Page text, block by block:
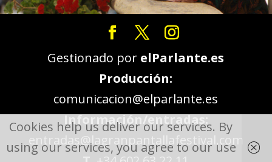
Gestionado por elParlante.es
Producción:
comunicacion@elparlante.es
Información/entradas:
entradas@lagranpantallafestival.com
Cookies help us deliver our services. By
using our services, you agree to our use